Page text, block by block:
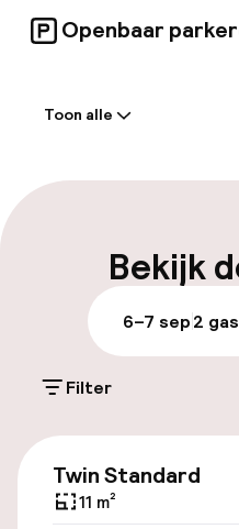
kunnen gebruikmaken
conferentiefaciliteiten.
Openbaar
Express check-
Bagageruimte
Parkeren &
Toegankelijkheid
Toon alle
Bekijk
6–7 sep2
Filter
Twin Standard
11 m²